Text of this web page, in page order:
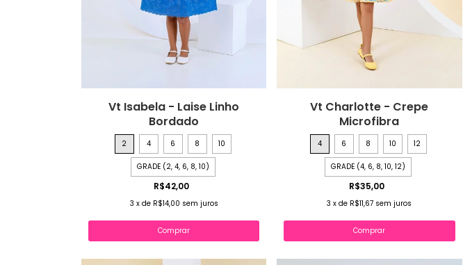
Vt Isabela - Laise Linho
Bordado
2 4 6 8 10
GRADE (2, 4, 6, 8, 10)
R$42,00
3 x de R$14,00 sem juros
Comprar
Vt Charlotte - Crepe
Microfibra
4 6 8 10 12
GRADE (4, 6, 8, 10, 12)
R$35,00
3 xde R$11,67 sem juros
Comprar